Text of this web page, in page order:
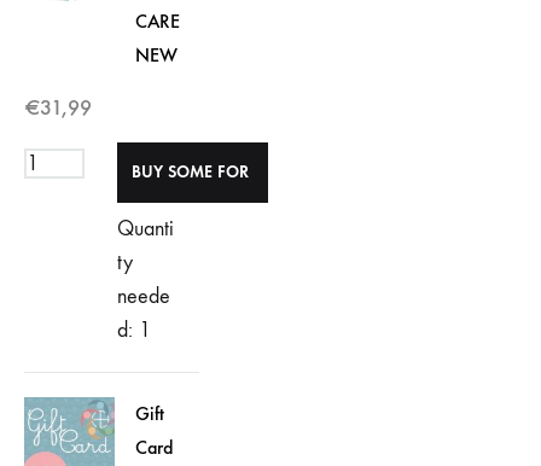
CARE
NEW
€31,99
Quanti
ty
neede
d: 1
Gift
Card